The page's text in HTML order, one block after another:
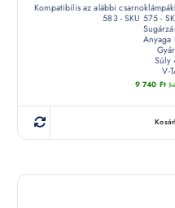
Kompatibilis az alábbi
583 - SKU 575 -
Anyaga
Súly
V-
9 740 Ft